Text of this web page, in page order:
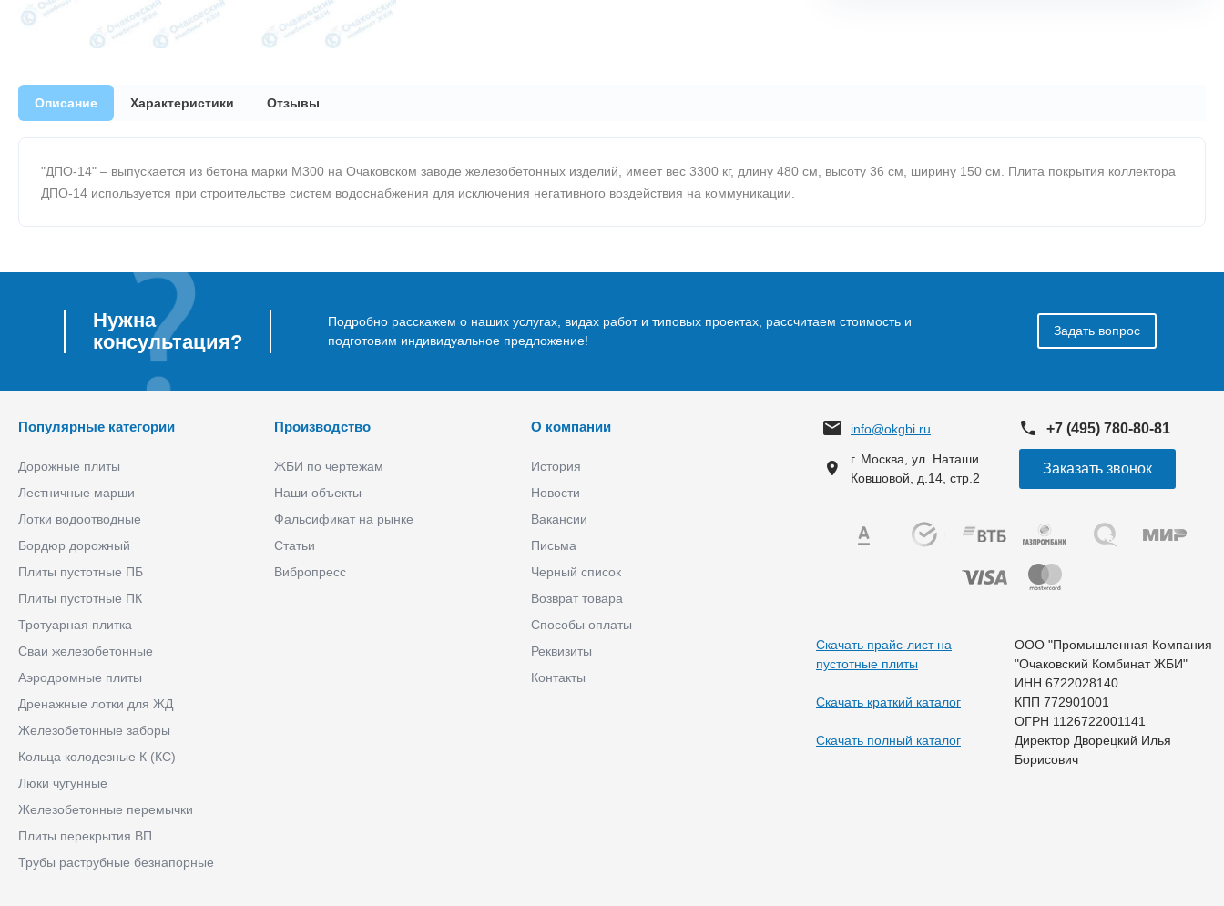
Описание Характеристики Отзывы
"ДПО-14" – выпускается из бетона марки М300 на Очаковском заводе железобетонных изделий, имеет вес 3300 кг, длину 480 см, высоту 36 см, ширину 150 см. Плита покрытия коллектора
ДПО-14 используется при строительстве систем водоснабжения для исключения негативного воздействия на коммуникации.
Нужна
консультация?
Подробно расскажем о наших услугах, видах работ и типовых проектах, рассчитаем стоимость и
подготовим индивидуальное предложение!
Задать вопрос
Популярные категории
Дорожные плиты
Лестничные марши
Лотки водоотводные
Бордюр дорожный
Плиты пустотные ПБ
Плиты пустотные ПК
Тротуарная плитка
Сваи железобетонные
Аэродромные плиты
Дренажные лотки для ЖД
Железобетонные заборы
Кольца колодезные К (КС)
Люки чугунные
Железобетонные перемычки
Плиты перекрытия ВП
Трубы раструбные безнапорные
Производство
ЖБИ по чертежам
Наши объекты
Фальсификат на рынке
Статьи
Вибропресс
О компании
История
Новости
Вакансии
Письма
Черный список
Возврат товара
Способы оплаты
Реквизиты
Контакты
info@okgbi.ru +7 (495) 780-80-81
г. Москва, ул. Наташи
Ковшовой, д.14, стр.2
Заказать звонок
Скачать прайс-лист на
пустотные плиты
Скачать краткий каталог
Скачать полный каталог
ООО "Промышленная Компания
"Очаковский Комбинат ЖБИ"
ИНН 6722028140
КПП 772901001
ОГРН 1126722001141
Директор Дворецкий Илья
Борисович